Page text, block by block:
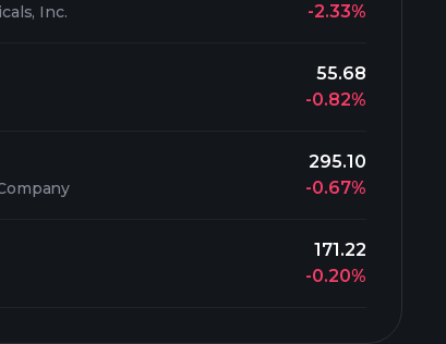
Inc.
-2.33%
55.68
-0.82%
295.10
-0.67%
171.22
-0.20%